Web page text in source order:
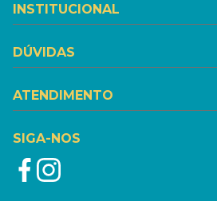
INSTITUCIONAL
DÚVIDAS
ATENDIMENTO
SIGA-NOS